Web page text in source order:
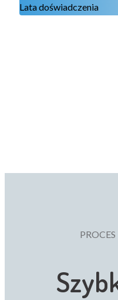
Lata doświadczenia